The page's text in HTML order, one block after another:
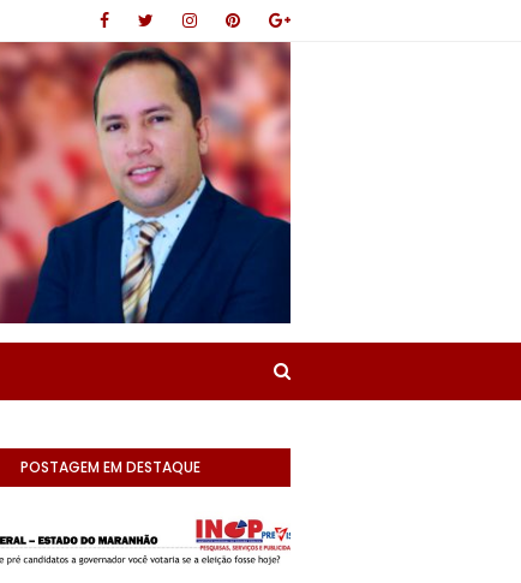
POSTAGEM EM DESTAQUE